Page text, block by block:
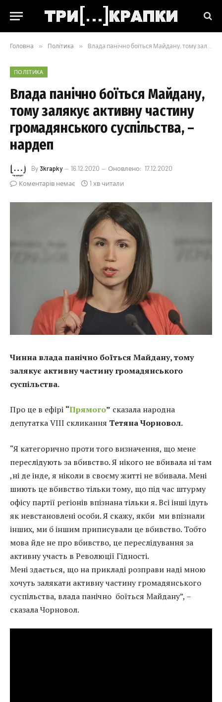
Головна » Політика » Влада панічно боїться Майдану, тому залякує активну частину громадянського суспільства, – нардеп
ПОЛІТИКА
Влада панічно боїться Майдану,
тому залякує активну частину
громадянського суспільства, –
нардеп
By 3krapky 16.12.2020 Оновлено: 17.12.2020
Коментарів немає
1 хв читали
Чинна влада панічно боїться Майдану, тому
залякує активну частину громадянського
суспільства.
Про це в ефірі “Прямого” сказала народна
депутатка VIII скликання Тетяна Чорновол.
“Я категорично проти того визначення, що мене
переслідують за вбивство. Я нікого не вбивала ні там
,ні де інде, я ніколи в своєму житті не вбивала. Мені
шиють це вбивство тільки тому, що під час штурму
офісу партії регіонів впізнана тільки я. Всі інші ідуть
як невстановлені особи. Я скажу, якби ми впізнали
інших, ми б іншим приписували це вбивство. Тобто
мова йде не про вбивство, це переслідування за
активну участь в Революції Гідності.
Мені здається, що на прикладі розправи наді мною
хочуть залякати активну частину громадянського
суспільства, влада панічно боїться Майдану”, –
сказала Чорновол.